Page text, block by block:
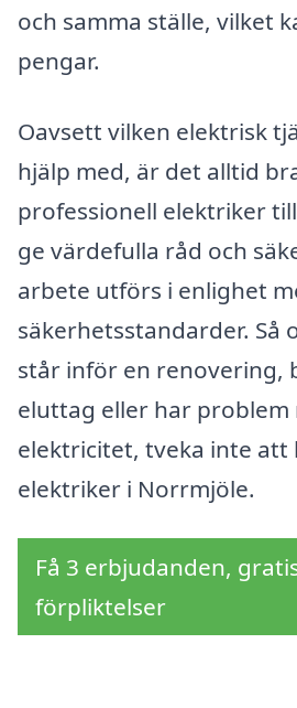
och samma ställe, vilket
pengar.
Oavsett vilken elektrisk
hjälp med, är det alltid
professionell elektriker
ge värdefulla råd och
arbete utförs i enlighet
säkerhetsstandarder. Så
står inför en renovering,
eluttag eller har problem
elektricitet, tveka inte att
elektriker i Norrmjöle.
Få 3 erbjudanden,
förpliktelser